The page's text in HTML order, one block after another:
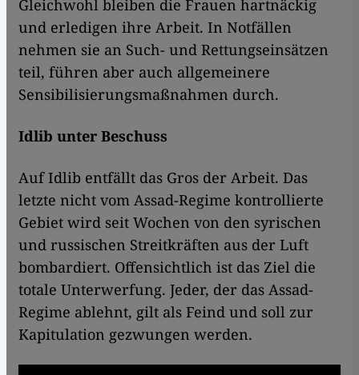
Gleichwohl bleiben die Frauen hartnäckig
und erledigen ihre Arbeit. In Notfällen
nehmen sie an Such- und Rettungseinsätzen
teil, führen aber auch allgemeinere
Sensibilisierungsmaßnahmen durch.
Idlib unter Beschuss
Auf Idlib entfällt das Gros der Arbeit. Das
letzte nicht vom Assad-Regime kontrollierte
Gebiet wird seit Wochen von den syrischen
und russischen Streitkräften aus der Luft
bombardiert. Offensichtlich ist das Ziel die
totale Unterwerfung. Jeder, der das Assad-
Regime ablehnt, gilt als Feind und soll zur
Kapitulation gezwungen werden.